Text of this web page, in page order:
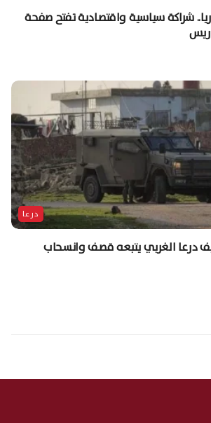
شراكة سياسية واقتصادية تفتح صفحة
درعا
درعا الغربي يتبعه قصف وانسحاب